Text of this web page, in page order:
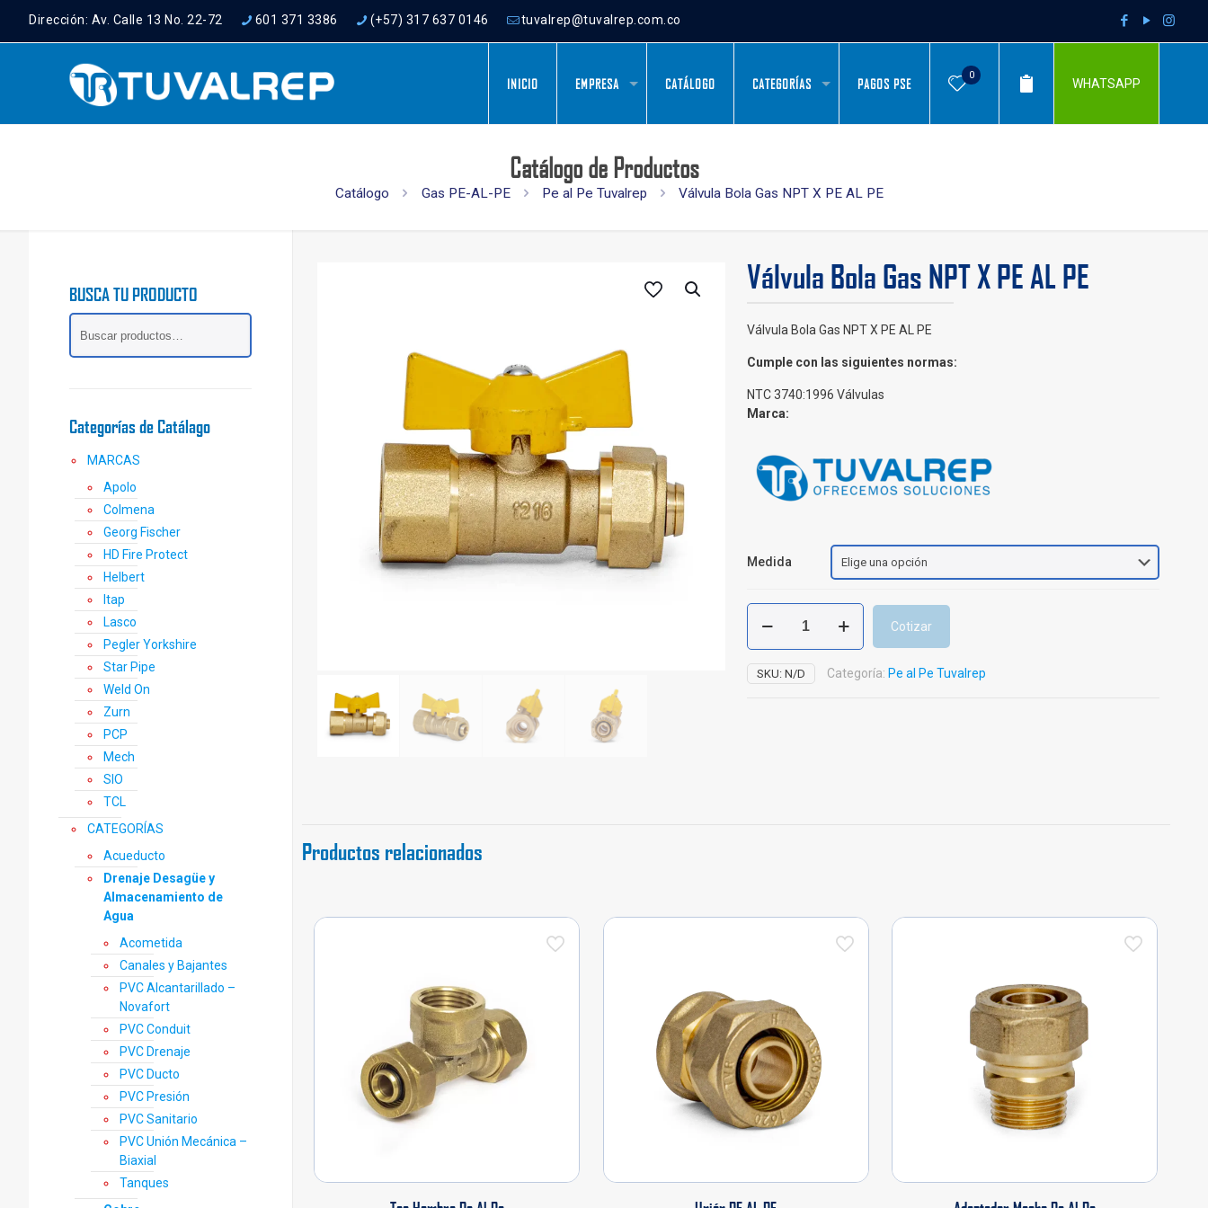
Dirección: Av. Calle 13 No. 22-72 601 371 3386 (+57) 317 637 0146 tuvalrep@tuvalrep.com.co
INICIO EMPRESA CATÁLOGO CATEGORÍAS PAGOS PSE
0
WHATSAPP
Catálogo de Productos
Catálogo Gas PE-AL-PE Pe al Pe Tuvalrep Válvula Bola Gas NPT X PE AL PE
Válvula Bola Gas NPT X PE AL PE
Válvula Bola Gas NPT X PE AL PE
Cumple con las siguientes normas:
NTC 3740:1996 Válvulas
Marca:
Medida
Válvula
Bola
Gas
NPT
X
Cotizar
SKU:N/D Categoría: Pe al Pe Tuvalrep
Productos relacionados
BUSCA TU PRODUCTO
Categorías de Catálago
MARCAS
Apolo
Colmena
Georg Fischer
HD Fire Protect
Helbert
Itap
Lasco
Pegler Yorkshire
Star Pipe
Weld On
Zurn
PCP
Mech
SIO
TCL
CATEGORÍAS
Acueducto
Drenaje Desagüe y
Almacenamiento de
Agua
Acometida
Canales y Bajantes
PVC Alcantarillado –
Novafort
PVC Conduit
PVC Drenaje
PVC Ducto
PVC Presión
PVC Sanitario
PVC Unión Mecánica –
Biaxial
Tanques